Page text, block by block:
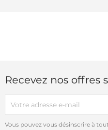
Recevez nos offres
Vous pouvez vous désinscrire à